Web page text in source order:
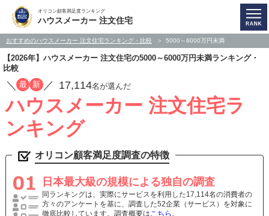
オリコン顧客満足度ランキング
ハウスメーカー 注文住宅
おすすめのハウスメーカー 注文住宅ランキング・比較 5000～6000万円未満
【2026年】ハウスメーカー 注文住宅の5000～6000万円未満ランキング・
比較
／ 最 新 ／ 17,114名が選んだ
ハウスメーカー 注文住宅ラ
ンキング
オリコン顧客満足度調査の特徴
日本最大級の規模による独自の調査
同ランキングは、実際にサービスを利用した17,114名の消費者の
方々のアンケートを基に、調査した52企業（サービス）を対象に
徹底比較しています。調査概要はこちら 。